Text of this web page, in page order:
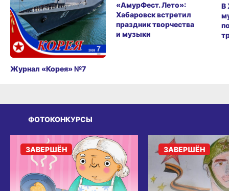
Журнал «Корея» №7
«АмурФест. Лето»:
Хабаровск встретил
праздник творчества
и музыки
В
ФОТОКОНКУРСЫ
ЗАВЕРШЁН ЗАВЕРШЁН